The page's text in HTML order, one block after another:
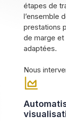
étapes de
l’ensemble
prestations
de marge
adaptées.
Nous